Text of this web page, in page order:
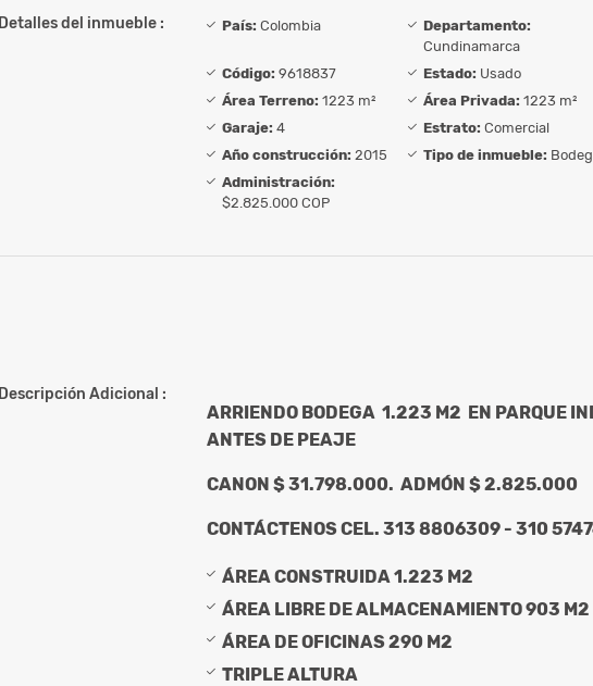
Detalles del inmueble : País: Colombia
Departamento:
Cundinamarca
Código: 9618837 Estado: Usado
Área Terreno: 1223 m² Área Privada: 1223 m²
Garaje: 4 Estrato: Comercial
Año construcción: 2015 Tipo de inmueble:
Administración:
$2.825.000 COP
Descripción Adicional :
ARRIENDO BODEGA 1.223 M2 EN PARQUE
ANTES DE PEAJE
CANON $ 31.798.000. ADMÓN $ 2.825.000
CONTÁCTENOS CEL. 313 8806309 - 310
ÁREA CONSTRUIDA 1.223 M2
ÁREA LIBRE DE ALMACENAMIENTO 903 M2
ÁREA DE OFICINAS 290 M2
TRIPLE ALTURA